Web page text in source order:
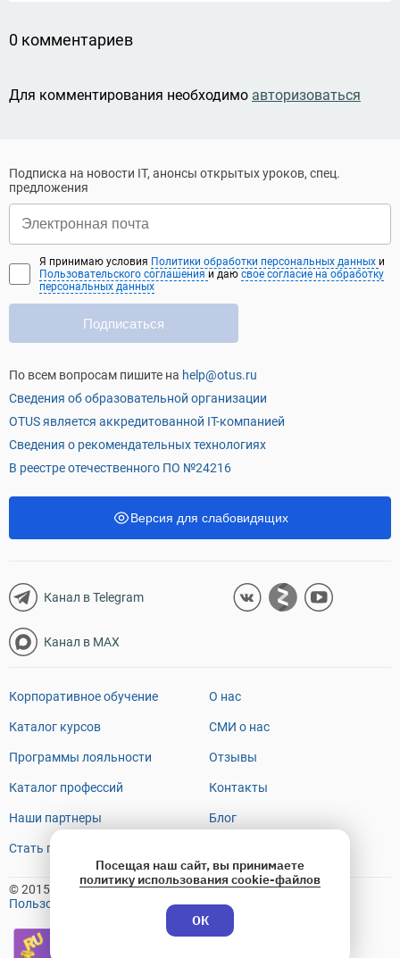
0 комментариев
Для комментирования необходимо авторизоваться
Посещая наш сайт, вы принимаете
политику использования cookie-файлов
ОК
Подписка на новости IT, анонсы открытых уроков, спец.
предложения
Подписаться
Я принимаю условия Политики обработки персональных данных и
Пользовательского соглашения и даю свое согласие на обработку
персональных данных
По всем вопросам пишите на help@otus.ru
Сведения об образовательной организации
OTUS является аккредитованной IT-компанией
Сведения о рекомендательных технологиях
В реестре отечественного ПО №24216
Версия для слабовидящих
Канал в Telegram
Канал в MAX
Корпоративное обучение
Каталог курсов
Программы лояльности
Каталог профессий
Наши партнеры
Стать преподавателем
О нас
СМИ о нас
Отзывы
Контакты
Блог
© 2015-2026 OTUS
Пользовательское соглашение